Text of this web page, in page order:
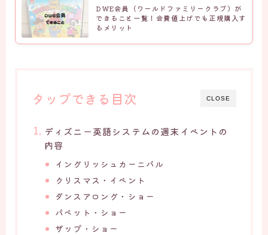
DWE会員（ワールドファミリークラブ）が
できること一覧！会費値上げでも正規購入す
るメリット
CLOSE
タップできる目次
ディズニー英語システムの週末イベントの
内容
イングリッシュカーニバル
クリスマス・イベント
ダンスアロング・ショー
パペット・ショー
ザップ・ショー